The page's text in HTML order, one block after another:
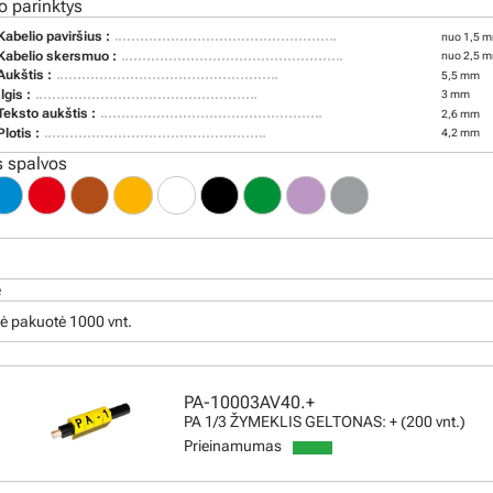
parinktys
paviršius : nuo 1,5
skersmuo : nuo 2,5
: 5,5 mm
: 3 mm
aukštis : 2,6 mm
: 4,2 mm
spalvos
pakuotė 1000 vnt.
PA-10003AV40.+
PA 1/3 ŽYMEKLIS GELTONAS: + (200 vnt.)
Prieinamumas